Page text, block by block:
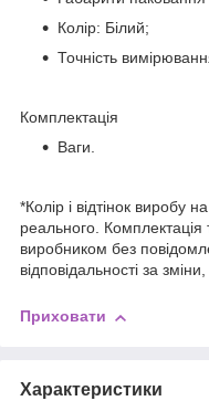
Колір: Білий;
Точність
Комплектація
Ваги.
*Колір і відтінок виробу
реального.
виробником без
відповідальності за
Приховати
Характеристики